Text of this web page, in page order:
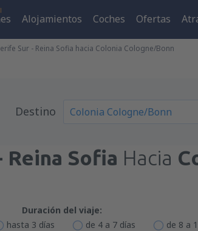
Alojamientos Coches Ofertas
Sur - Reina Sofia hacia Colonia Cologne/Bonn
Destino
Sofia Hacia
Duración del viaje:
hasta 3 días de 4 a 7 días de 8 a